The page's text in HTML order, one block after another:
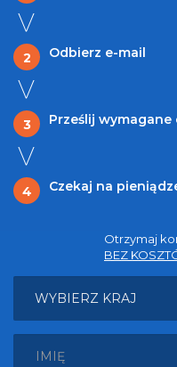
2 Odbierz e-mail
3 Prześlij
4 Czekaj na
Otrzymaj
BEZ